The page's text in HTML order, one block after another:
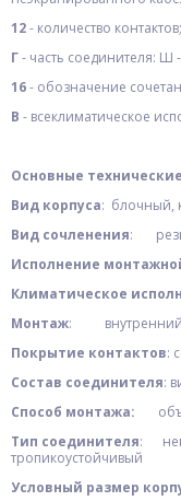
12- количество контактов;
Г- часть соединителя: Ш
16- обозначение
В - всеклиматическое
Основные
Вид корпуса: блочный,
Вид сочленения:
Исполнение
Климатическое
Монтаж: внутренний
Покрытие контактов:
Состав соединителя:
Способ монтажа:
Тип соединителя:
тропикоустойчивый
Условный размер